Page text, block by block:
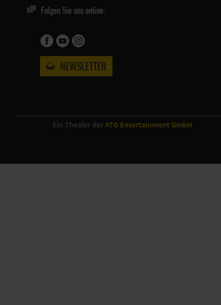
Folgen Sie uns online:
NEWSLETTER
Ein Theater der ATG Entertainment GmbH